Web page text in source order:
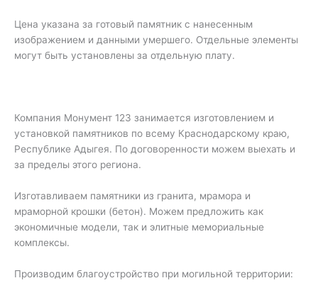
Цена указана за готовый памятник с нанесенным
изображением и данными умершего. Отдельные элементы
могут быть установлены за отдельную плату.
Компания Монумент 123 занимается изготовлением и
установкой памятников по всему Краснодарскому краю,
Республике Адыгея. По договоренности можем выехать и
за пределы этого региона.
Изготавливаем памятники из гранита, мрамора и
мраморной крошки (бетон). Можем предложить как
экономичные модели, так и элитные мемориальные
комплексы.
Производим благоустройство при могильной территории: